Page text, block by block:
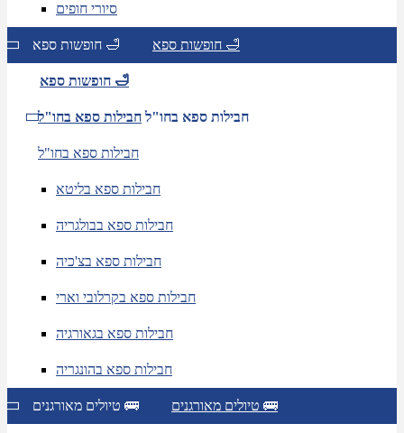
סיורי חופים
חופשות ספא 🛁 חופשות ספא 🛁
חופשות ספא 🛁
חבילות ספא בחו"ל חבילות ספא בחו"ל
חבילות ספא בחו"ל
חבילות ספא בליטא
חבילות ספא בבולגריה
חבילות ספא בצ'כיה
חבילות ספא בקרלובי וארי
חבילות ספא בגאורגיה
חבילות ספא בהונגריה
טיולים מאורגנים 🚌 טיולים מאורגנים 🚌